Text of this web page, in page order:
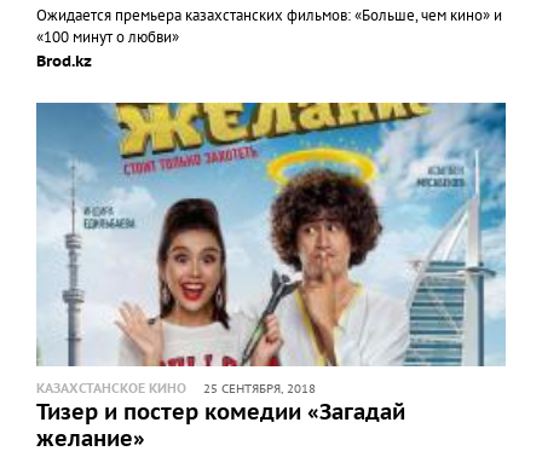
Ожидается премьера казахстанских фильмов: «Больше, чем кино» и
«100 минут о любви»
Brod.kz
КАЗАХСТАНСКОЕ КИНО 25 СЕНТЯБРЯ, 2018
Тизер и постер комедии «Загадай
желание»